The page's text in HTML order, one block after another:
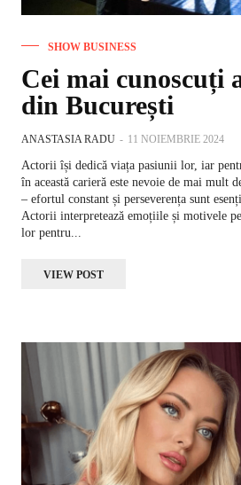
SHOW BUSINESS
Cei mai cunoscuți
din București
ANASTASIA RADU - 11 NOIEMBRIE 2024
Actorii își dedică viața pasiunii lor, iar
în această carieră este nevoie de mai mult
– efortul constant și perseverența sunt
Actorii interpretează emoțiile și motivele
lor pentru...
VIEW POST